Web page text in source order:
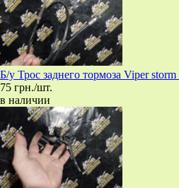
Б/у Трос заднего тормоза Viper
75 грн./шт.
в наличии